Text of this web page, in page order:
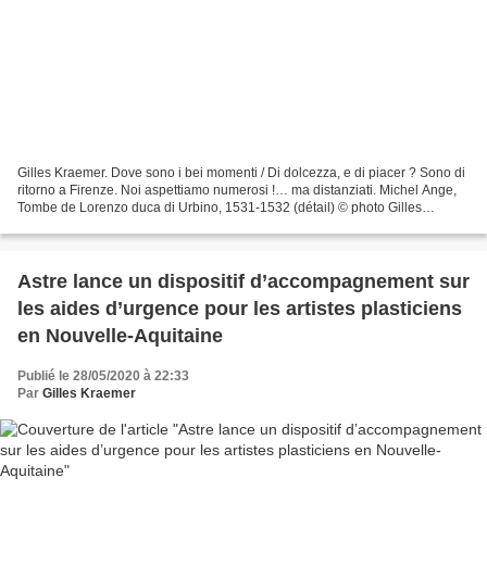
Gilles Kraemer. Dove sono i bei momenti / Di dolcezza, e di piacer ? Sono di
ritorno a Firenze. Noi aspettiamo numerosi !… ma distanziati. Michel Ange,
Tombe de Lorenzo duca di Urbino, 1531-1532 (détail) © photo Gilles
Astre lance un dispositif d’accompagnement sur
les aides d’urgence pour les artistes plasticiens
en Nouvelle-Aquitaine
Publié le 28/05/2020 à 22:33
Par Gilles Kraemer